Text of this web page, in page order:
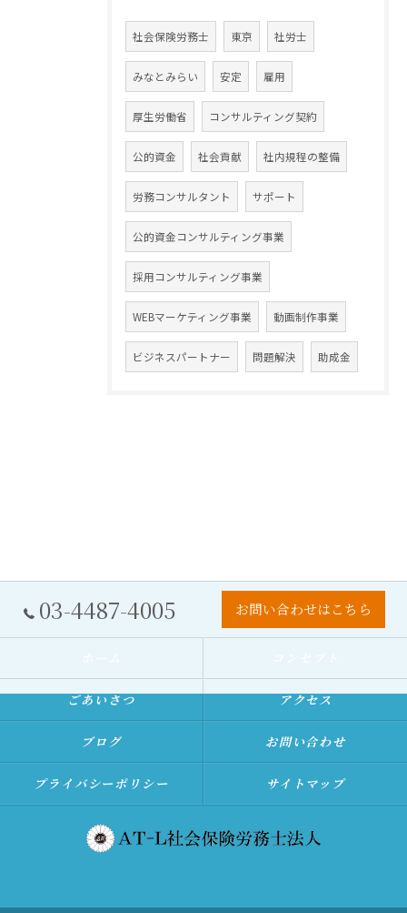
社会保険労務士 東京 社労士
みなとみらい 安定 雇用
厚生労働省 コンサルティング契約
公的資金 社会貢献 社内規程の整備
労務コンサルタント サポート
公的資金コンサルティング事業
採用コンサルティング事業
WEBマーケティング事業 動画制作事業
ビジネスパートナー 問題解決 助成金
03-4487-4005 お問い合わせはこちら
ごあいさつ アクセス
ブログ お問い合わせ
プライバシーポリシー サイトマップ